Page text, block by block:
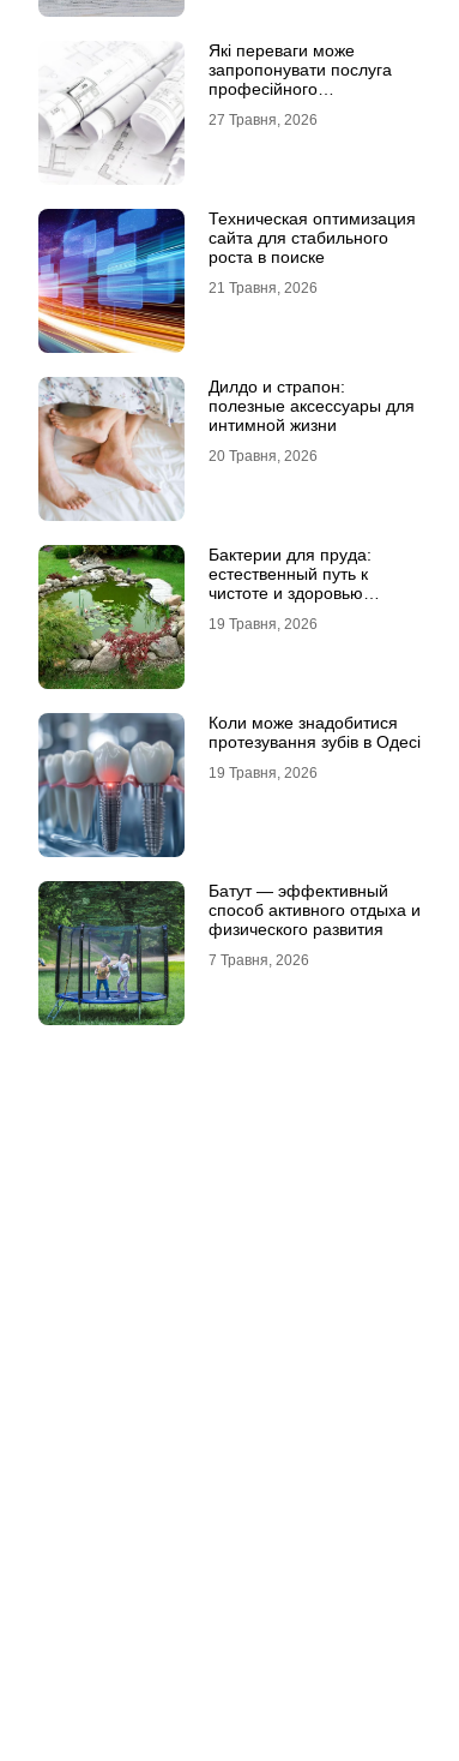
Які переваги може
запропонувати послуга
професійного
27 Травня, 2026
Техническая оптимизация
сайта для стабильного
роста в поиске
21 Травня, 2026
Дилдо и страпон:
полезные аксессуары для
интимной жизни
20 Травня, 2026
Бактерии для пруда:
естественный путь к
чистоте и здоровью
19 Травня, 2026
Коли може знадобитися
протезування зубів в Одесі
19 Травня, 2026
Батут — эффективный
способ активного отдыха и
физического развития
7 Травня, 2026